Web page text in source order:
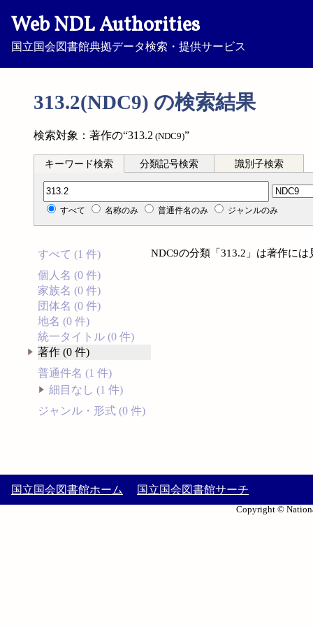
Web NDL Authorities
国立国会図書館典拠データ検索・提供サービス
313.2(NDC9) の検索結果
検索対象：著作の“313.2 (NDC9)”
キーワード検索 分類記号検索 識別子検索
分類記号検索
すべて 名称のみ 普通件名のみ ジャンルのみ
すべて (1 件)
個人名 (0 件)
家族名 (0 件)
団体名 (0 件)
地名 (0 件)
統一タイトル (0 件)
著作 (0 件)
普通件名 (1 件)
細目なし (1 件)
ジャンル・形式 (0 件)
NDC9の分類「313.2」は著作に
国立国会図書館ホーム 国立国会図書館サーチ
Copyright ©